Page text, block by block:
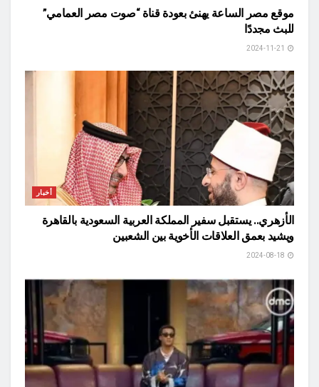
موقع مصر الساعة يهنئ بعودة قناة “صوت مصر العمامي”
للبث مجددًا
أخبار
الأزهري.. يستقبل سفير المملكة العربية السعودية بالقاهرة
ويشيد بعمق العلاقات الأخوية بين الشعبين